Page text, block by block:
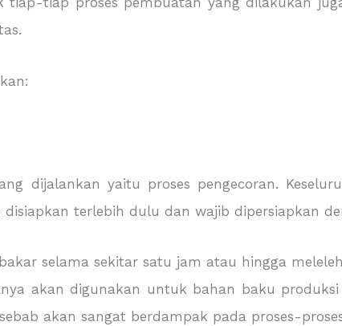
dijalankan yaitu proses pengecoran.
terlebih dulu dan wajib dipersiapkan
selama sekitar satu jam atau hingga
akan digunakan untuk bahan baku
akan sangat berdampak pada proses-